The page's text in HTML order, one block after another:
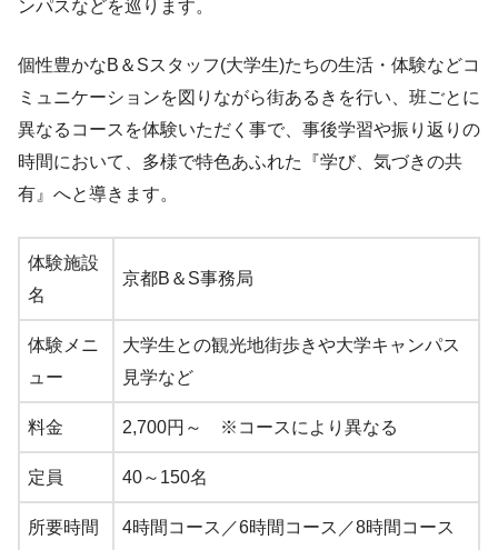
ンパスなどを巡ります。
個性豊かなB＆Sスタッフ(大学生)たちの生活・体験などコ
ミュニケーションを図りながら街あるきを行い、班ごとに
異なるコースを体験いただく事で、事後学習や振り返りの
時間において、多様で特色あふれた『学び、気づきの共
有』へと導きます。
体験施設
名
京都B＆S事務局
体験メニ
ュー
大学生との観光地街歩きや大学キャンパス
見学など
料金 2,700円～ ※コースにより異なる
定員 40～150名
所要時間 4時間コース／6時間コース／8時間コース